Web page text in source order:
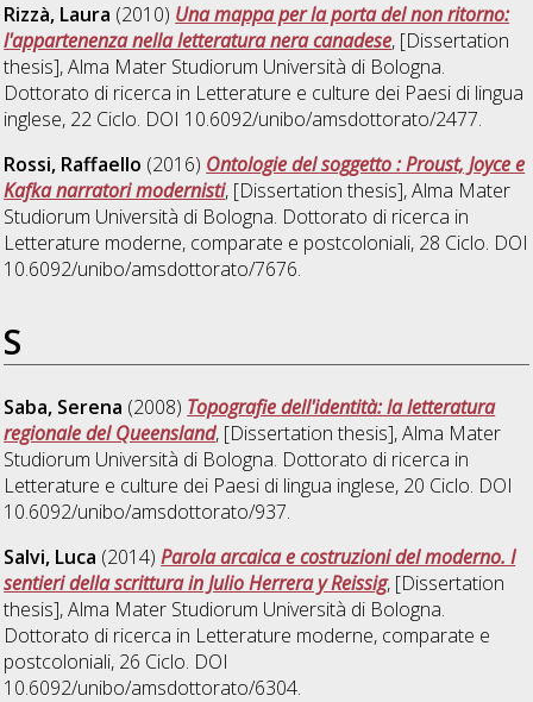
Rizzà, Laura (2010) Una mappa per la porta del non ritorno:
l'appartenenza nella letteratura nera canadese, [Dissertation
thesis], Alma Mater Studiorum Università di Bologna.
Dottorato di ricerca in Letterature e culture dei Paesi di lingua
inglese, 22 Ciclo. DOI 10.6092/unibo/amsdottorato/2477.
Rossi, Raffaello (2016) Ontologie del soggetto : Proust, Joyce e
Kafka narratori modernisti, [Dissertation thesis], Alma Mater
Studiorum Università di Bologna. Dottorato di ricerca in
Letterature moderne, comparate e postcoloniali, 28 Ciclo. DOI
10.6092/unibo/amsdottorato/7676.
S
Saba, Serena (2008) Topografie dell'identità: la letteratura
regionale del Queensland, [Dissertation thesis], Alma Mater
Studiorum Università di Bologna. Dottorato di ricerca in
Letterature e culture dei Paesi di lingua inglese, 20 Ciclo. DOI
10.6092/unibo/amsdottorato/937.
Salvi, Luca (2014)Parola arcaica e costruzioni del moderno. I
sentieri della scrittura in Julio Herrera y Reissig, [Dissertation
thesis], Alma Mater Studiorum Università di Bologna.
Dottorato di ricerca in Letterature moderne, comparate e
postcoloniali, 26 Ciclo. DOI
10.6092/unibo/amsdottorato/6304.